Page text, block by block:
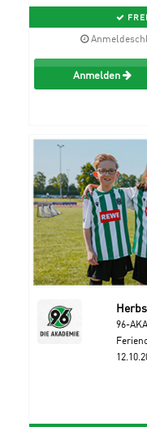
Anmelden
96-